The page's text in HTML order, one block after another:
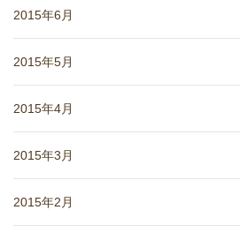
2015年6月
2015年5月
2015年4月
2015年3月
2015年2月